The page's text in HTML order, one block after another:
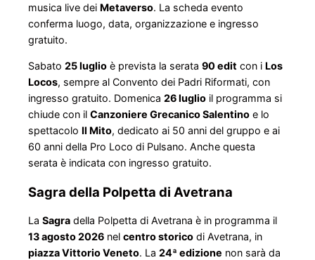
musica live dei Metaverso. La scheda evento
conferma luogo, data, organizzazione e ingresso
gratuito.
Sabato 25 luglio è prevista la serata 90 edit con i Los
Locos, sempre al Convento dei Padri Riformati, con
ingresso gratuito. Domenica 26 luglio il programma si
chiude con il Canzoniere Grecanico Salentino e lo
spettacolo Il Mito, dedicato ai 50 anni del gruppo e ai
60 anni della Pro Loco di Pulsano. Anche questa
serata è indicata con ingresso gratuito.
Sagra della Polpetta di Avetrana
La Sagra della Polpetta di Avetrana è in programma il
13 agosto 2026 nel centro storico di Avetrana, in
piazza Vittorio Veneto. La 24ª edizione non sarà da